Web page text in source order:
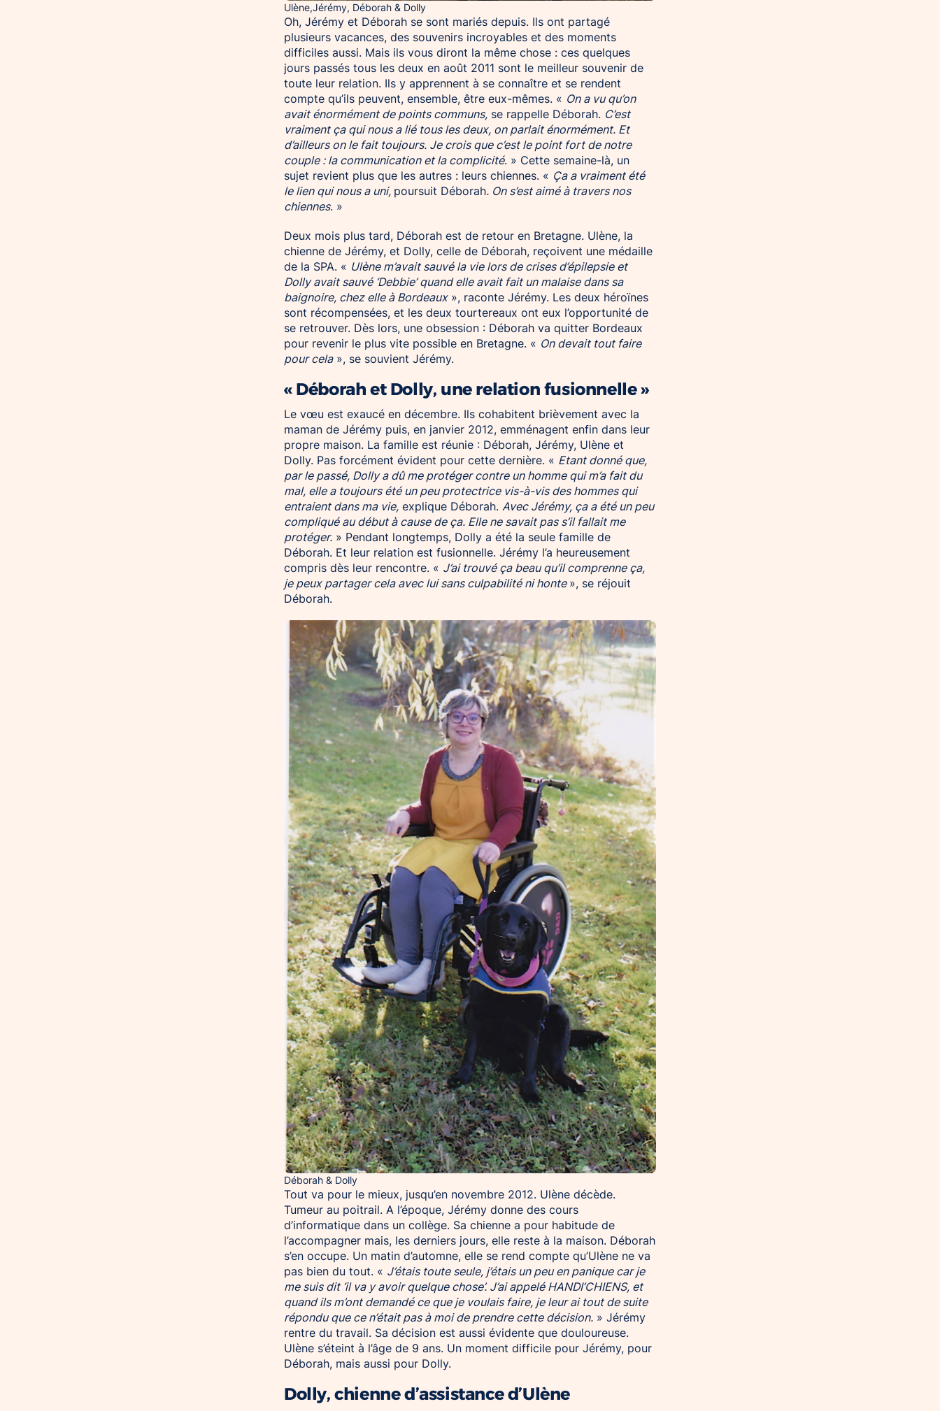
Ulène,Jérémy, Déborah & Dolly
Oh, Jérémy et Déborah se sont mariés depuis. Ils ont partagé
plusieurs vacances, des souvenirs incroyables et des moments
difficiles aussi. Mais ils vous diront la même chose : ces quelques
jours passés tous les deux en août 2011 sont le meilleur souvenir de
toute leur relation. Ils y apprennent à se connaître et se rendent
compte qu’ils peuvent, ensemble, être eux-mêmes. « On a vu qu’on
avait énormément de points communs, se rappelle Déborah. C’est
vraiment ça qui nous a lié tous les deux, on parlait énormément. Et
d’ailleurs on le fait toujours. Je crois que c’est le point fort de notre
couple : la communication et la complicité. » Cette semaine-là, un
sujet revient plus que les autres : leurs chiennes. « Ça a vraiment été
le lien qui nous a uni, poursuit Déborah. On s’est aimé à travers nos
chiennes. »
Deux mois plus tard, Déborah est de retour en Bretagne. Ulène, la
chienne de Jérémy, et Dolly, celle de Déborah, reçoivent une médaille
de la SPA. « Ulène m’avait sauvé la vie lors de crises d’épilepsie et
Dolly avait sauvé ‘Debbie’ quand elle avait fait un malaise dans sa
baignoire, chez elle à Bordeaux», raconte Jérémy. Les deux héroïnes
sont récompensées, et les deux tourtereaux ont eux l’opportunité de
se retrouver. Dès lors, une obsession : Déborah va quitter Bordeaux
pour revenir le plus vite possible en Bretagne. « On devait tout faire
pour cela», se souvient Jérémy.
« Déborah et Dolly, une relation fusionnelle »
Le vœu est exaucé en décembre. Ils cohabitent brièvement avec la
maman de Jérémy puis, en janvier 2012, emménagent enfin dans leur
propre maison. La famille est réunie : Déborah, Jérémy, Ulène et
Dolly. Pas forcément évident pour cette dernière. « Etant donné que,
par le passé, Dolly a dû me protéger contre un homme qui m’a fait du
mal, elle a toujours été un peu protectrice vis-à-vis des hommes qui
entraient dans ma vie, explique Déborah. Avec Jérémy, ça a été un peu
compliqué au début à cause de ça. Elle ne savait pas s’il fallait me
protéger. » Pendant longtemps, Dolly a été la seule famille de
Déborah. Et leur relation est fusionnelle. Jérémy l’a heureusement
compris dès leur rencontre. « J’ai trouvé ça beau qu’il comprenne ça,
je peux partager cela avec lui sans culpabilité ni honte», se réjouit
Déborah.
Déborah & Dolly
Tout va pour le mieux, jusqu’en novembre 2012. Ulène décède.
Tumeur au poitrail. A l’époque, Jérémy donne des cours
d’informatique dans un collège. Sa chienne a pour habitude de
l’accompagner mais, les derniers jours, elle reste à la maison. Déborah
s’en occupe. Un matin d’automne, elle se rend compte qu’Ulène ne va
pas bien du tout. « J’étais toute seule, j’étais un peu en panique car je
me suis dit ‘il va y avoir quelque chose’. J’ai appelé HANDI’CHIENS, et
quand ils m’ont demandé ce que je voulais faire, je leur ai tout de suite
répondu que ce n’était pas à moi de prendre cette décision. » Jérémy
rentre du travail. Sa décision est aussi évidente que douloureuse.
Ulène s’éteint à l’âge de 9 ans. Un moment difficile pour Jérémy, pour
Déborah, mais aussi pour Dolly.
Dolly, chienne d’assistance d’Ulène